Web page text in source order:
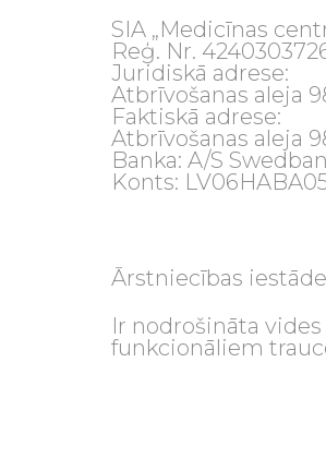
SIA „Medicīnas
Reģ. Nr.
Juridiskā adrese:
Atbrīvošanas aleja
Faktiskā adrese:
Atbrīvošanas aleja
Banka: A/S
Konts:
Ārstniecības
Ir nodrošināta
funkcionāliem